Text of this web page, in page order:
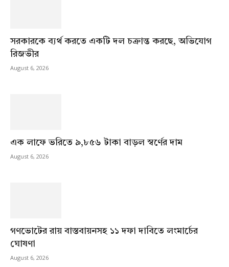
সরকারকে ব্যর্থ করতে একটি দল চক্রান্ত করছে, অভিযোগ
রিজভীর
August 6, 2026
এক লাফে ভরিতে ৯,৮৫৬ টাকা বাড়ল স্বর্ণের দাম
August 6, 2026
গণভোটের রায় বাস্তবায়নসহ ১১ দফা দাবিতে লংমার্চের
ঘোষণা
August 6, 2026